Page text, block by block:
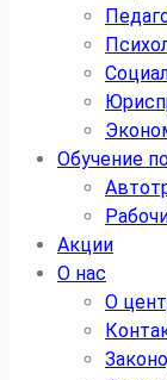
Обучение
Акции
О нас
О